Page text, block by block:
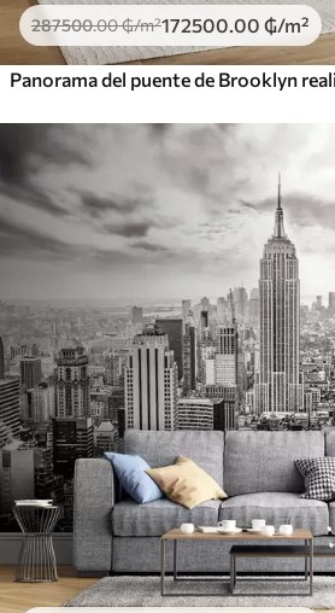
287500.00₲/m²172500.00 ₲/m²